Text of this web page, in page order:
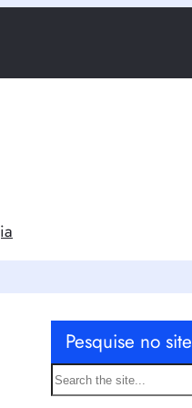
Pesquise no site
S
e